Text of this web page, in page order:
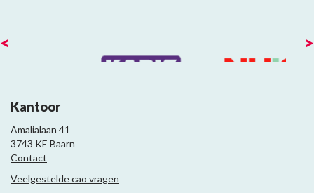
< >
Kantoor
Amalialaan 41
3743 KE Baarn
Contact
Veelgestelde cao vragen